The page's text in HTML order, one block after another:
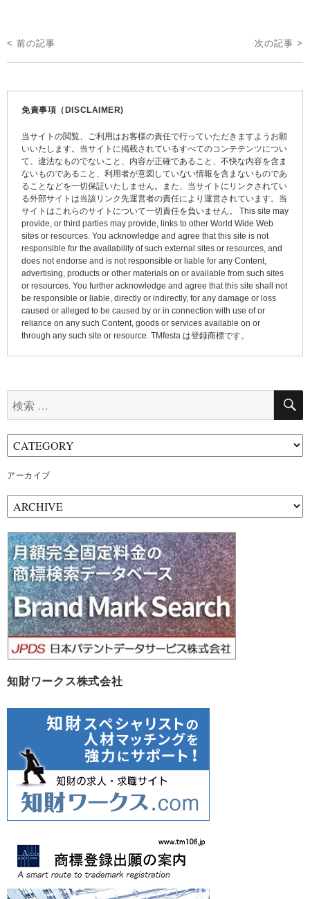
投
稿
< 前の記事 次の記事 >
免責事項（DISCLAIMER)
当サイトの閲覧、ご利用はお客様の責任で行っていただきますようお願
いいたします。当サイトに掲載されているすべてのコンテテンツについ
て、違法なものでないこと、内容が正確であること、不快な内容を含ま
ないものであること、利用者が意図していない情報を含まないものであ
ることなどを一切保証いたしません。また、当サイトにリンクされてい
る外部サイトは当該リンク先運営者の責任により運営されています。当
サイトはこれらのサイトについて一切責任を負いません。 This site may
provide, or third parties may provide, links to other World Wide Web
sites or resources. You acknowledge and agree that this site is not
responsible for the availability of such external sites or resources, and
does not endorse and is not responsible or liable for any Content,
advertising, products or other materials on or available from such sites
or resources. You further acknowledge and agree that this site shall not
be responsible or liable, directly or indirectly, for any damage or loss
caused or alleged to be caused by or in connection with use of or
reliance on any such Content, goods or services available on or
through any such site or resource. TMfesta は登録商標です。
索:
アーカイブ
ー
カ
イ
ブ
知財ワークス株式会社